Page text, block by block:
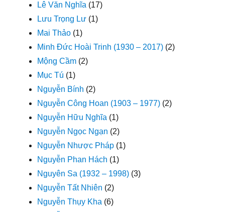
Lê Văn Nghĩa (17)
Lưu Trọng Lư (1)
Mai Thảo (1)
Minh Đức Hoài Trinh (1930 – 2017) (2)
Mộng Cầm (2)
Mục Tú (1)
Nguyễn Bính (2)
Nguyễn Công Hoan (1903 – 1977) (2)
Nguyễn Hữu Nghĩa (1)
Nguyễn Ngọc Ngạn (2)
Nguyễn Nhược Pháp (1)
Nguyễn Phan Hách (1)
Nguyên Sa (1932 – 1998) (3)
Nguyễn Tất Nhiên (2)
Nguyễn Thụy Kha (6)